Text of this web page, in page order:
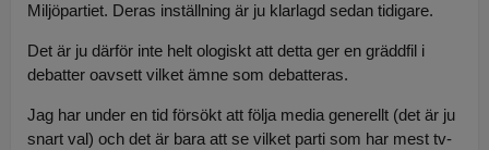
Miljöpartiet. Deras inställning är ju klarlagd sedan tidigare.
Det är ju därför inte helt ologiskt att detta ger en gräddfil i
debatter oavsett vilket ämne som debatteras.
Jag har under en tid försökt att följa media generellt (det är ju
snart val) och det är bara att se vilket parti som har mest tv-